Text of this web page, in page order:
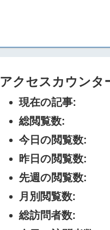
アクセスカウンタ
現在の記事:
総閲覧数:
今日の閲覧数:
昨日の閲覧数:
先週の閲覧数:
月別閲覧数:
総訪問者数: